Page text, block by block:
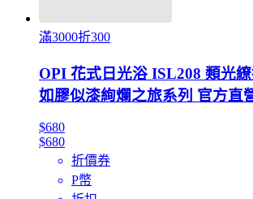
滿3000折300
OPI 花式日光浴 ISL208 類光
如膠似漆絢爛之旅系列 官方直
$680
$680
折價券
P幣